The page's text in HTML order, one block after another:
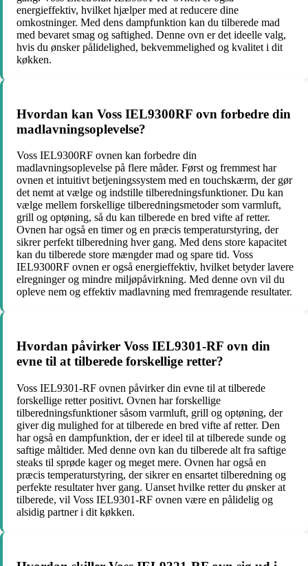
energieffektiv, hvilket hjælper med at reducere dine
omkostninger. Med dens dampfunktion kan du tilberede mad
med bevaret smag og saftighed. Denne ovn er det ideelle valg,
hvis du ønsker pålidelighed, bekvemmelighed og kvalitet i dit
køkken.
Hvordan kan Voss IEL9300RF ovn forbedre din
madlavningsoplevelse?
Voss IEL9300RF ovnen kan forbedre din
madlavningsoplevelse på flere måder. Først og fremmest har
ovnen et intuitivt betjeningssystem med en touchskærm, der gør
det nemt at vælge og indstille tilberedningsfunktioner. Du kan
vælge mellem forskellige tilberedningsmetoder som varmluft,
grill og optøning, så du kan tilberede en bred vifte af retter.
Ovnen har også en timer og en præcis temperaturstyring, der
sikrer perfekt tilberedning hver gang. Med dens store kapacitet
kan du tilberede store mængder mad og spare tid. Voss
IEL9300RF ovnen er også energieffektiv, hvilket betyder lavere
elregninger og mindre miljøpåvirkning. Med denne ovn vil du
opleve nem og effektiv madlavning med fremragende resultater.
Hvordan påvirker Voss IEL9301-RF ovn din
evne til at tilberede forskellige retter?
Voss IEL9301-RF ovnen påvirker din evne til at tilberede
forskellige retter positivt. Ovnen har forskellige
tilberedningsfunktioner såsom varmluft, grill og optøning, der
giver dig mulighed for at tilberede en bred vifte af retter. Den
har også en dampfunktion, der er ideel til at tilberede sunde og
saftige måltider. Med denne ovn kan du tilberede alt fra saftige
steaks til sprøde kager og meget mere. Ovnen har også en
præcis temperaturstyring, der sikrer en ensartet tilberedning og
perfekte resultater hver gang. Uanset hvilke retter du ønsker at
tilberede, vil Voss IEL9301-RF ovnen være en pålidelig og
alsidig partner i dit køkken.